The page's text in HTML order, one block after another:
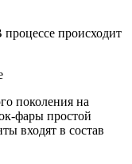
происходит
поколения на
фары простой
входят в состав